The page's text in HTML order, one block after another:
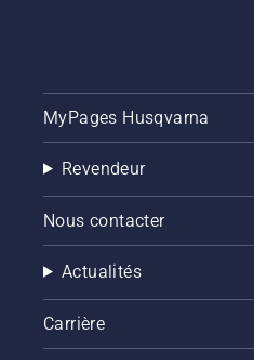
MyPages Husqvarna
Revendeur
Nous contacter
Actualités
Carrière